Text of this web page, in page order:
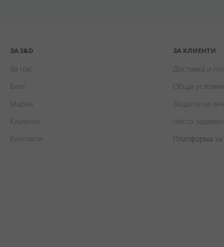
ЗА S&D
За нас
Блог
Марки
Клиенти
Контакти
ЗА КЛИЕНТИ
Доставка и
Общи условия
Защита на
Често
Платформа